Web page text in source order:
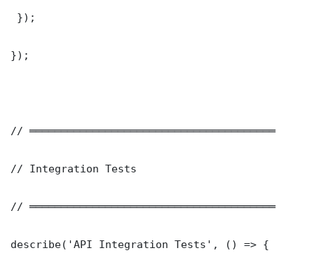
});
});
// ═══════════════════════════════════════
// Integration Tests
// ═══════════════════════════════════════
describe('API Integration Tests', () => {